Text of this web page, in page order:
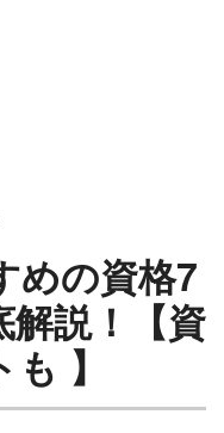
めの資格7
解説！【資
】